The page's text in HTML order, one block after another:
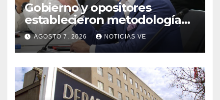
Gobierno y opositores
establecieron metodología
para el proceso de diálogo en
Venezuela
AGOSTO 7, 2026 NOTICIAS VE